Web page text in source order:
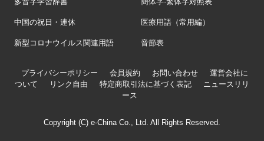
中国の祝日・連休 医療用語（常用編）
新型コロナウイルス関連用語 音節表
プライバシーポリシー 会員規約 お問い合わせ
運営会社に
ついて
リンク自由 特定商取引法に基づく表記
ニュースリリ
ース
Copyright (C) e-China Co., Ltd. All Rights Reserved.